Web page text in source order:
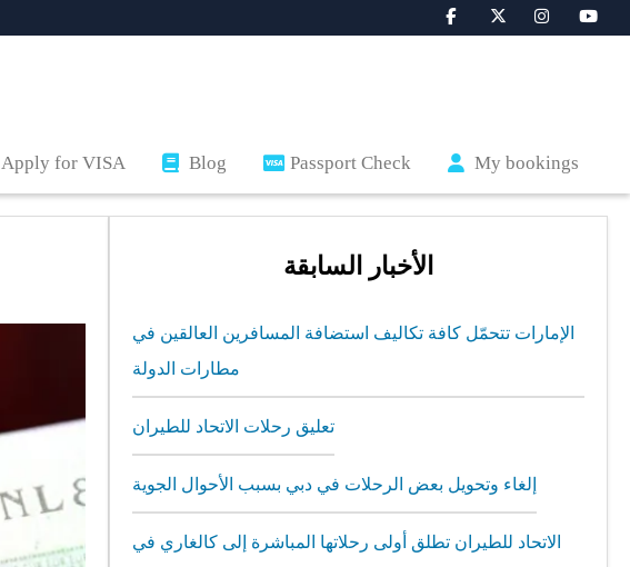
Apply for VISA Blog Passport Check My bookings
الأخبار السابقة
الإمارات تتحمّل كافة تكاليف استضافة المسافرين العالقين في
مطارات الدولة
تعليق رحلات الاتحاد للطيران
إلغاء وتحويل بعض الرحلات في دبي بسبب الأحوال الجوية
الاتحاد للطيران تطلق أولى رحلاتها المباشرة إلى كالغاري في